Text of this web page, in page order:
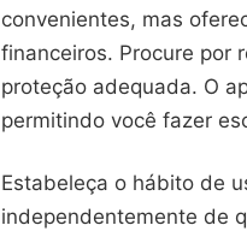
convenientes, mas
financeiros. Procure por
proteção adequada. O
permitindo você fazer
Estabeleça o hábito de
independentemente de